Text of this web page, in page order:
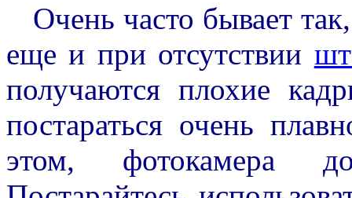
Очень часто бывает
еще и при отсутствии
получаются плохие
постараться очень
этом, фотокамера